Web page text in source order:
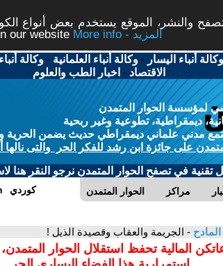
والنشر، الموقع يستخدم بعض أنواع
our website
More info - المزيد
وكالة أنباء اليسار -وكالة أنباء العلمانية -وكالة
الاقتصاد - اخبار الطب والعلوم
لمؤسسة الحوار المتمدن
ديمقراطية، تطوعية وغير ربحية
مدني علماني ديمقراطي حديث يضمن الحرية
على جائزة ابن رشد للفكر الحر والتى نالها
تقنية في تصفح الحوار المتمدن نرجو النقر هنا
الحوار المتمدن مراكز كوردي
- الجريمة والعقاب وقصيدة الذيل !
المالية تحفظ استقلال الحوار